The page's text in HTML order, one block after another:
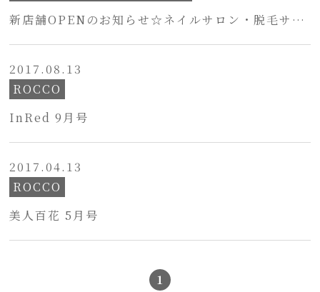
新店舗OPENのお知らせ☆ネイルサロン・脱毛サロ
2017.08.13
ROCCO
InRed 9月号
2017.04.13
ROCCO
美人百花 5月号
1